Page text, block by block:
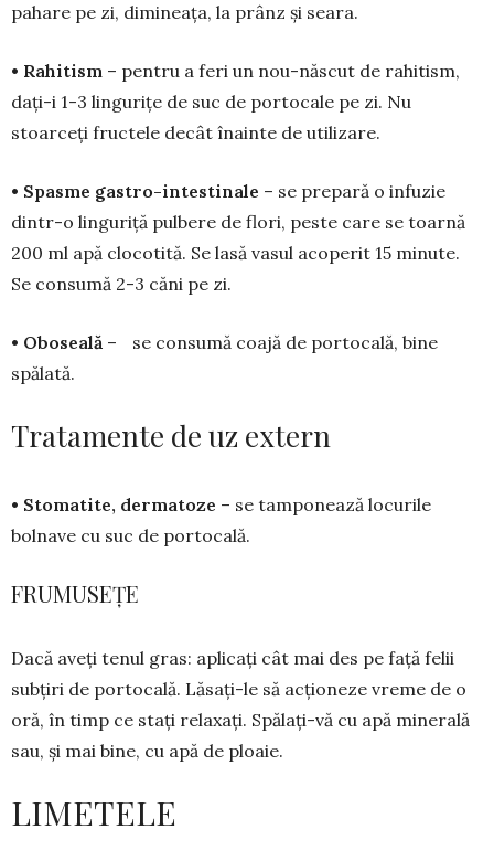
pahare pe zi, di­mineața, la prânz și seara.
• Rahitism – pentru a feri un nou-născut de rahitism,
dați-i 1-3 lingurițe de suc de portocale pe zi. Nu
stoarceți fructele decât înainte de utilizare.
• Spasme gastro-intestinale – se prepară o infuzie
dintr-o lin­gu­riță pulbere de flori, peste care se toar­nă
200 ml apă clocotită. Se lasă vasul aco­perit 15 minute.
Se consumă 2-3 căni pe zi.
• Oboseală – se consumă coajă de portocală, bine
spălată.
Tratamente de uz extern
• Stomatite, dermatoze – se tam­po­nează locurile
bolnave cu suc de porto­cală.
FRUMUSEȚE
Dacă aveți tenul gras: aplicați cât mai des pe față felii
subțiri de por­to­cală. Lăsați-le să acționeze vre­me de o
oră, în timp ce stați re­laxați. Spălați-vă cu apă minerală
sau, și mai bine, cu apă de ploaie.
LIMETELE